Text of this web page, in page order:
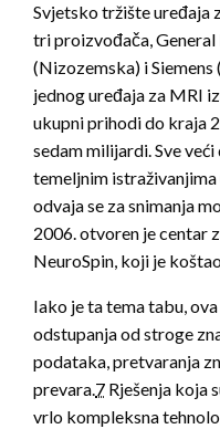
Svjetsko tržište uređaja
tri proizvođača, General
(Nizozemska) i
jednog uređaja za MRI
ukupni prihodi do kraja
sedam milijardi. Sve
temeljnim
odvaja se za snimanja
2006. otvoren je centar
NeuroSpin, koji je
Iako je ta tema tabu,
odstupanja od stroge
podataka, pretvaranja
prevara.7 Rješenja koja
vrlo kompleksna